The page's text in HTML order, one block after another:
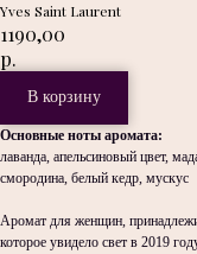
Yves Saint Laurent
1190,00
р.
В корзину
Основные ноты аромата:
лаванда, апельсиновый цвет,
смородина, белый кедр, мускус
Аромат для женщин,
которое увидело свет в 2019